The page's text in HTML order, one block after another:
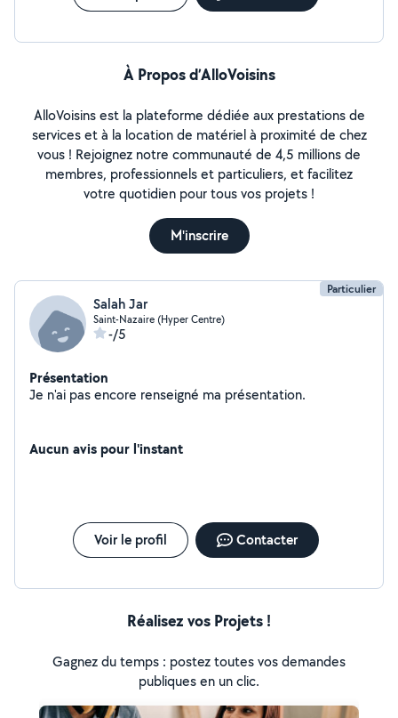
À Propos d’AlloVoisins
AlloVoisins est la plateforme dédiée aux prestations de
services et à la location de matériel à proximité de chez
vous ! Rejoignez notre communauté de 4,5 millions de
membres, professionnels et particuliers, et facilitez
votre quotidien pour tous vos projets !
M'inscrire
Particulier
Salah Jar
Saint-Nazaire (Hyper Centre)
-/5
Présentation
Je n'ai pas encore renseigné ma présentation.
Aucun avis pour l'instant
Voir le profil Contacter
Réalisez vos Projets !
Gagnez du temps : postez toutes vos demandes
publiques en un clic.